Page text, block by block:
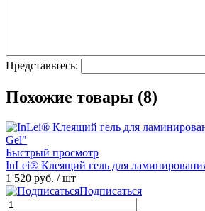
Представьтесь:
Похожие товары (8)
Быстрый просмотр
InLei® Клеящий гель для
1 520 руб. / шт
Подписаться